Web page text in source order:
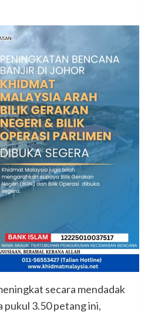
secara mendadak
pukul 3.50 petang ini,